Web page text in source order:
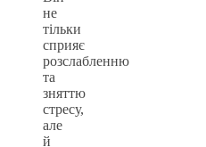
не
тільки
сприяє
розслабленню
та
зняттю
стресу,
але
й